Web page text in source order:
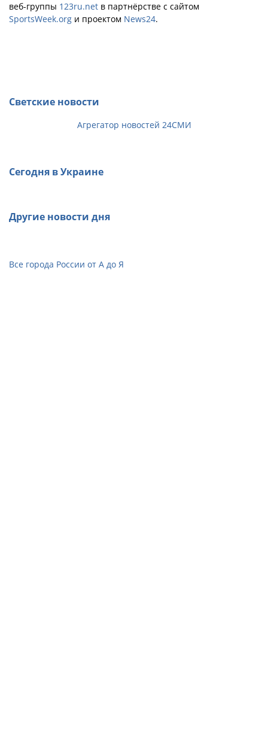
веб-группы 123ru.net в партнёрстве с сайтом
SportsWeek.org и проектом News24.
Светские новости
Агрегатор новостей 24СМИ
Сегодня в Украине
Другие новости дня
Все города России от А до Я